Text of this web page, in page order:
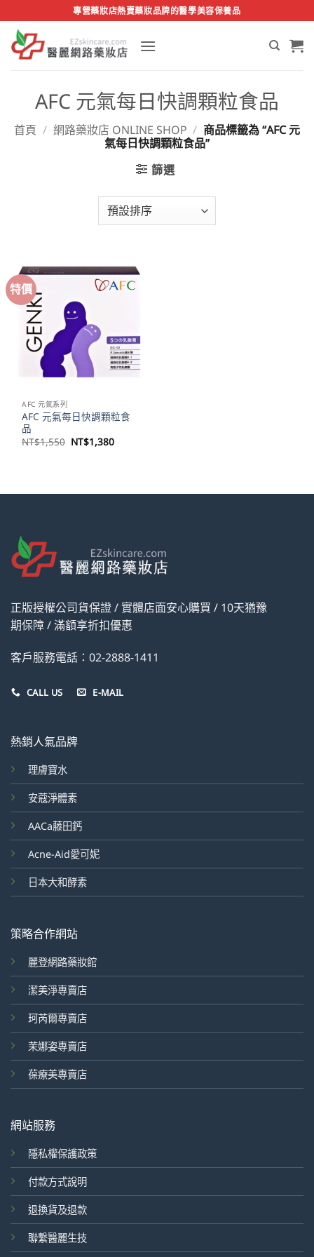
to
content
專營藥妝店熱賣藥妝品牌的醫學美容保養品
AFC 元氣每日快調顆粒食品
首頁 / 網路藥妝店 ONLINE SHOP / 商品標籤為 “AFC 元
氣每日快調顆粒食品”
篩選
特價
AFC 元氣系列
AFC 元氣每日快調顆粒食
品
NT$1,550 原
始
NT$1,380目
正版授權公司貨保證 / 實體店面安心購買 / 10天猶豫
期保障 / 滿額享折扣優惠
客戶服務電話：02-2888-1411
CALL US E-MAIL
熱銷人氣品牌
理膚寶水
安蔻淨體素
AACa藤田鈣
Acne-Aid愛可妮
日本大和酵素
策略合作網站
麗登網路藥妝館
潔美淨專賣店
珂芮爾專賣店
茉娜姿專賣店
葆療美專賣店
網站服務
隱私權保護政策
付款方式說明
退換貨及退款
聯繫醫麗生技